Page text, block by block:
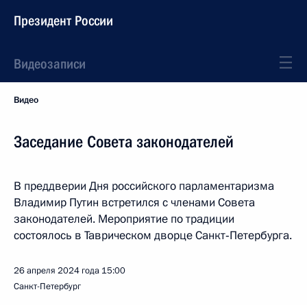
Президент России
Видеозаписи
Видео
Заседание Совета законодателей
В преддверии Дня российского парламентаризма
Владимир Путин встретился с членами Совета
законодателей. Мероприятие по традиции
состоялось в Таврическом дворце Санкт‑Петербурга.
26 апреля 2024 года 15:00
Санкт-Петербург